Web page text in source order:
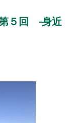
５回 -身近